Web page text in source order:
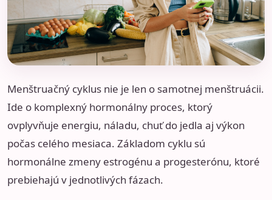
Menštruačný cyklus nie je len o samotnej menštruácii.
Ide o komplexný hormonálny proces, ktorý
ovplyvňuje energiu, náladu, chuť do jedla aj výkon
počas celého mesiaca. Základom cyklu sú
hormonálne zmeny estrogénu a progesterónu, ktoré
prebiehajú v jednotlivých fázach.